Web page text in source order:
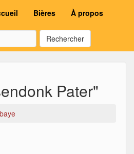
Bières À propos
Rechercher
Pater"